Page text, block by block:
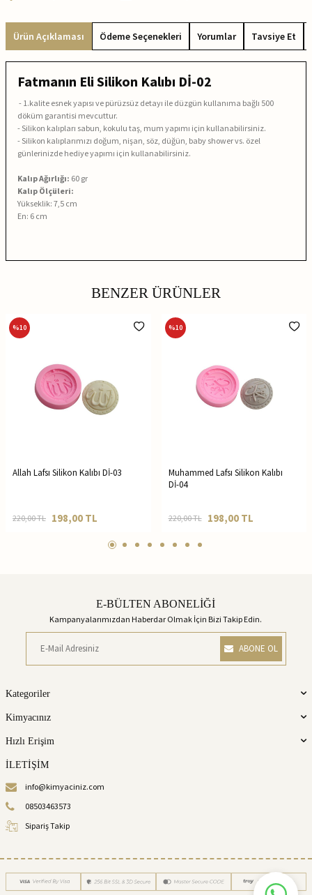
Ürün Açıklaması Ödeme Seçenekleri Yorumlar Tavsiye Et
Fatmanın Eli Silikon Kalıbı Dİ-02
- 1.kalite esnek yapısı ve pürüzsüz detayı ile düzgün kullanıma bağlı 500
döküm garantisi mevcuttur.
- Silikon kalıpları sabun, kokulu taş, mum yapımı için kullanabilirsiniz.
- Silikon kalıplarımızı doğum, nişan, söz, düğün, baby shower vs. özel
günlerinizde hediye yapımı için kullanabilirsiniz.
Kalıp Ağırlığı: 60 gr
Kalıp Ölçüleri:
Yükseklik: 7,5 cm
En: 6 cm
BENZER ÜRÜNLER
%10
Allah Lafsı Silikon Kalıbı Dİ-03
220,00TL 198,00 TL
%10
Muhammed Lafsı Silikon Kalıbı
Dİ-04
220,00TL 198,00TL
E-BÜLTEN ABONELİĞİ
Kampanyalarımızdan Haberdar Olmak İçin Bizi Takip Edin.
ABONE OL
Kategoriler
Kimyacınız
Hızlı Erişim
İLETİŞİM
info@kimyaciniz.com
08503463573
Sipariş Takip